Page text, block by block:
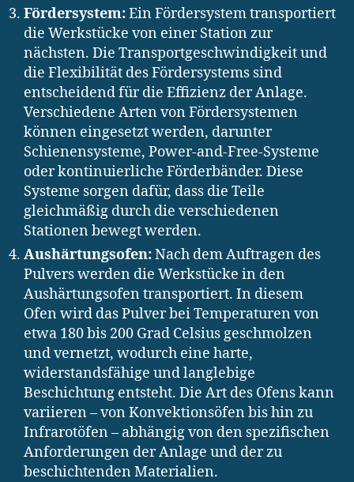
Fördersystem:Ein Fördersystem transportiert
die Werkstücke von einer Station zur
nächsten. Die Transportgeschwindigkeit und
die Flexibilität des Fördersystems sind
entscheidend für die Effizienz der Anlage.
Verschiedene Arten von Fördersystemen
können eingesetzt werden, darunter
Schienensysteme, Power-and-Free-Systeme
oder kontinuierliche Förderbänder. Diese
Systeme sorgen dafür, dass die Teile
gleichmäßig durch die verschiedenen
Stationen bewegt werden.
Aushärtungsofen:Nach dem Auftragen des
Pulvers werden die Werkstücke in den
Aushärtungsofen transportiert. In diesem
Ofen wird das Pulver bei Temperaturen von
etwa 180 bis 200 Grad Celsius geschmolzen
und vernetzt, wodurch eine harte,
widerstandsfähige und langlebige
Beschichtung entsteht. Die Art des Ofens kann
variieren – von Konvektionsöfen bis hin zu
Infrarotöfen – abhängig von den spezifischen
Anforderungen der Anlage und der zu
beschichtenden Materialien.